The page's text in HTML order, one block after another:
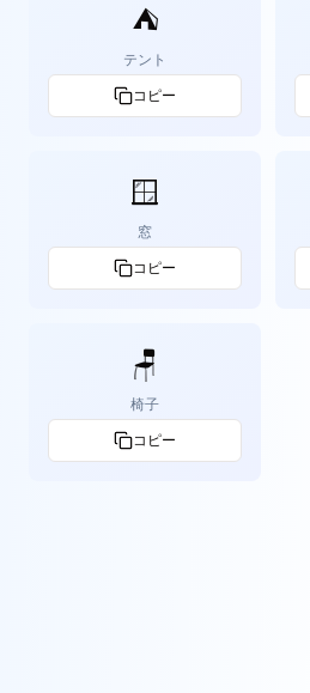
⛺
テント
コピー
🪟
窓
コピー
🪑
椅子
コピー